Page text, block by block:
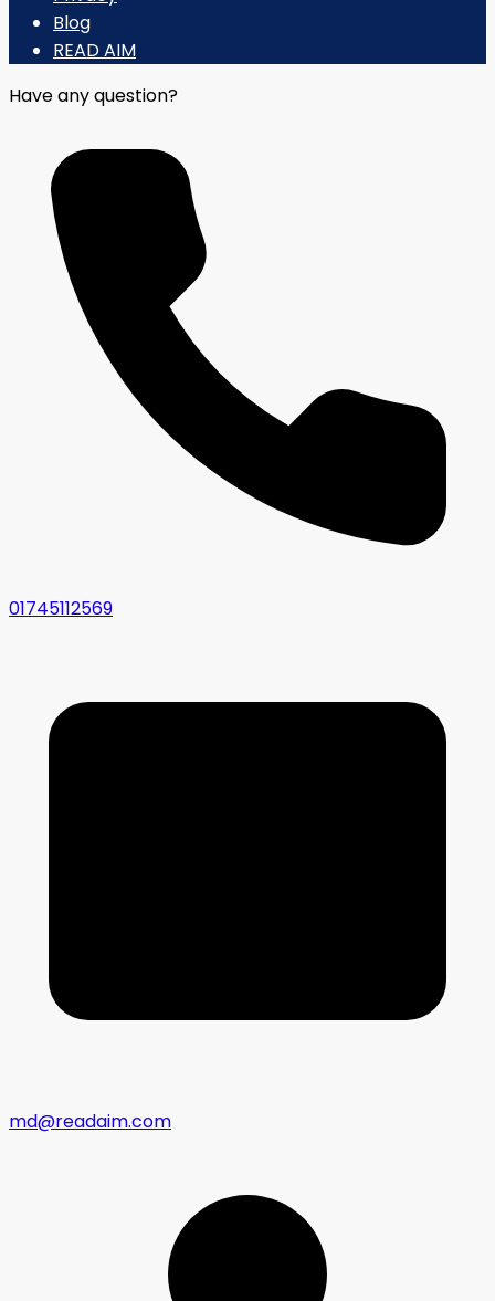
Blog
READ AIM
Have any question?
01745112569
md@readaim.com